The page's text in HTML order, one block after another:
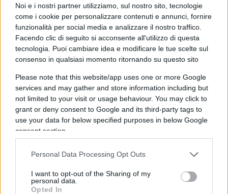
Noi e i nostri partner utilizziamo, sul nostro sito, tecnologie
come i cookie per personalizzare contenuti e annunci, fornire
funzionalità per social media e analizzare il nostro traffico.
Facendo clic di seguito si acconsente all'utilizzo di questa
tecnologia. Puoi cambiare idea e modificare le tue scelte sul
consenso in qualsiasi momento ritornando su questo sito
Please note that this website/app uses one or more Google
services and may gather and store information including but
not limited to your visit or usage behaviour. You may click to
grant or deny consent to Google and its third-party tags to
use your data for below specified purposes in below Google
consent section.
Personal Data Processing Opt Outs
I want to opt-out of the Sharing of my
personal data.
Opted In
nicolaporro.it
MPS. Unicredit vuole solo i pezzi
pregiati